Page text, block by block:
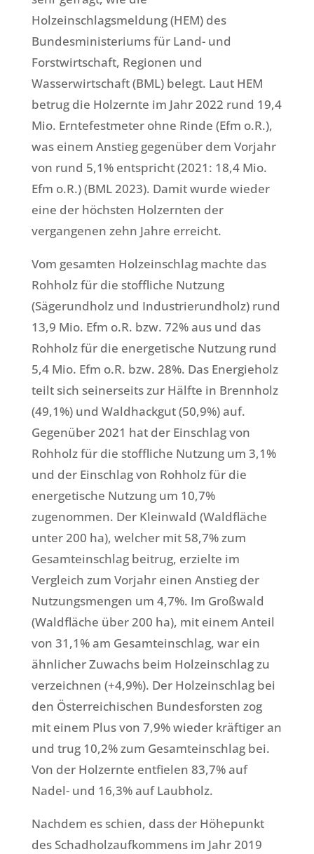
Holzeinschlagsmeldung (HEM) des
Bundesministeriums für Land- und
Forstwirtschaft, Regionen und
Wasserwirtschaft (BML) belegt. Laut HEM
betrug die Holzernte im Jahr 2022 rund 19,4
Mio. Erntefestmeter ohne Rinde (Efm o.R.),
was einem Anstieg gegenüber dem Vorjahr
von rund 5,1% entspricht (2021: 18,4 Mio.
Efm o.R.) (BML 2023). Damit wurde wieder
eine der höchsten Holzernten der
vergangenen zehn Jahre erreicht.
Vom gesamten Holzeinschlag machte das
Rohholz für die stoffliche Nutzung
(Sägerundholz und Industrierundholz) rund
13,9 Mio. Efm o.R. bzw. 72% aus und das
Rohholz für die energetische Nutzung rund
5,4 Mio. Efm o.R. bzw. 28%. Das Energieholz
teilt sich seinerseits zur Hälfte in Brennholz
(49,1%) und Waldhackgut (50,9%) auf.
Gegenüber 2021 hat der Einschlag von
Rohholz für die stoffliche Nutzung um 3,1%
und der Einschlag von Rohholz für die
energetische Nutzung um 10,7%
zugenommen. Der Kleinwald (Waldfläche
unter 200 ha), welcher mit 58,7% zum
Gesamteinschlag beitrug, erzielte im
Vergleich zum Vorjahr einen Anstieg der
Nutzungsmengen um 4,7%. Im Großwald
(Waldfläche über 200 ha), mit einem Anteil
von 31,1% am Gesamteinschlag, war ein
ähnlicher Zuwachs beim Holzeinschlag zu
verzeichnen (+4,9%). Der Holzeinschlag bei
den Österreichischen Bundesforsten zog
mit einem Plus von 7,9% wieder kräftiger an
und trug 10,2% zum Gesamteinschlag bei.
Von der Holzernte entfielen 83,7% auf
Nadel- und 16,3% auf Laubholz.
Nachdem es schien, dass der Höhepunkt
des Schadholzaufkommens im Jahr 2019